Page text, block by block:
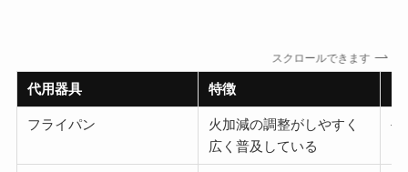
スクロールできます
代用器具 特徴
フライパン
火加減の調整がしやすく
広く普及している
手